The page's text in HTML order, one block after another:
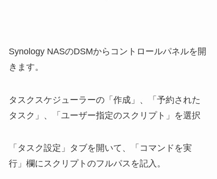
Synology NASのDSMからコントロールパネルを開
きます。
タスクスケジューラーの「作成」、「予約された
タスク」、「ユーザー指定のスクリプト」を選択
「タスク設定」タブを開いて、「コマンドを実
行」欄にスクリプトのフルパスを記入。